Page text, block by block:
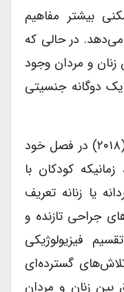
بیشتر مفاهیم
در حالی که
و مردان وجود
دوگانه جنسیتی
(۲۰۱۸) در فصل خود
کودکان با
یا زنانه تعریف
جراحی تازنده و
فیزیولوژیکی
گسترده‌ای
زنان و مردان